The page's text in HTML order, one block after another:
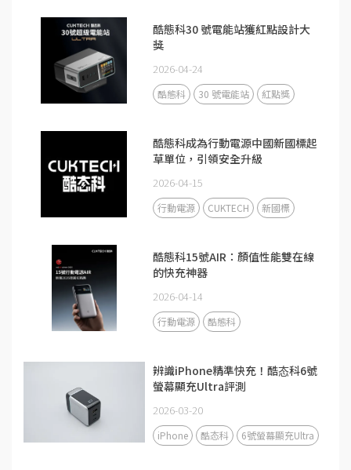
酷態科30 號電能站獲紅點設計大
獎
2026-04-24
酷態科 30 號電能站 紅點獎
酷態科成為行動電源中國新國標起
草單位，引領安全升級
2026-04-15
行動電源 CUKTECH 新國標
酷態科15號AIR：顏值性能雙在線
的快充神器
2026-04-14
行動電源 酷態科
辨識iPhone精準快充！酷态科6號
螢幕顯充Ultra評測
2026-03-20
iPhone 酷态科 6號螢幕顯充Ultra